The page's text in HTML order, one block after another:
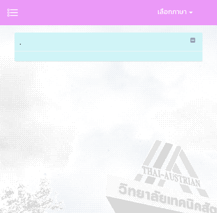
เลือกภาษา
.